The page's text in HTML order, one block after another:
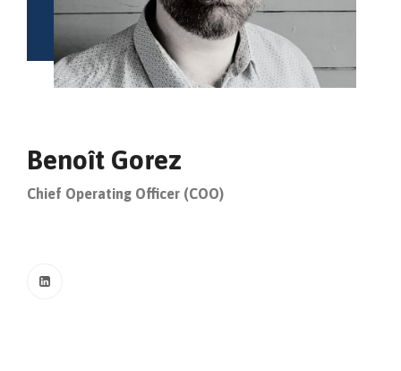
Benoît Gorez
Chief Operating Officer (COO)